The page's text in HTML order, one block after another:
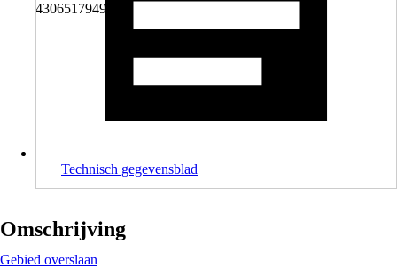
4306517949624
Technisch gegevensblad
Omschrijving
Gebied overslaan